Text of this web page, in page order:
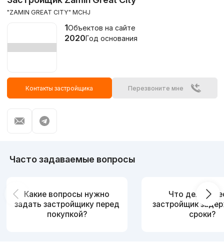
"ZAMIN GREAT CITY" MCHJ
1Объектов на сайте
2020Год основания
Контакты застройщика Перезвоните мне
Часто задаваемые вопросы
Какие вопросы нужно
задать застройщику перед
покупкой?
Что делать,
застройщик
сроки?